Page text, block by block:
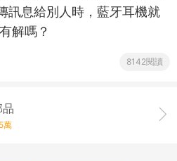
訊息給別人時，藍牙耳機就
解嗎？
8142閱讀
萬